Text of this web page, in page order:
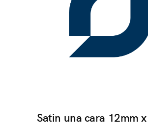
Satin una cara 12mm